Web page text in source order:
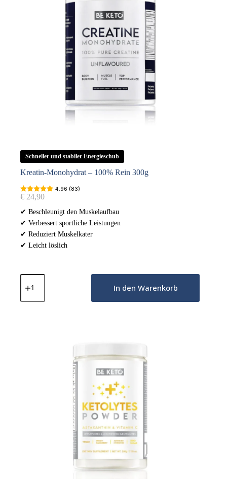
Schneller und stabiler Energieschub
Kreatin-Monohydrat – 100% Rein 300g
4.96 (83)
€ 24,90
✔ Beschleunigt den Muskelaufbau
✔ Verbessert sportliche Leistungen
✔ Reduziert Muskelkater
✔ Leicht löslich
Kreatin-
Monohydrat
100%
In den Warenkorb